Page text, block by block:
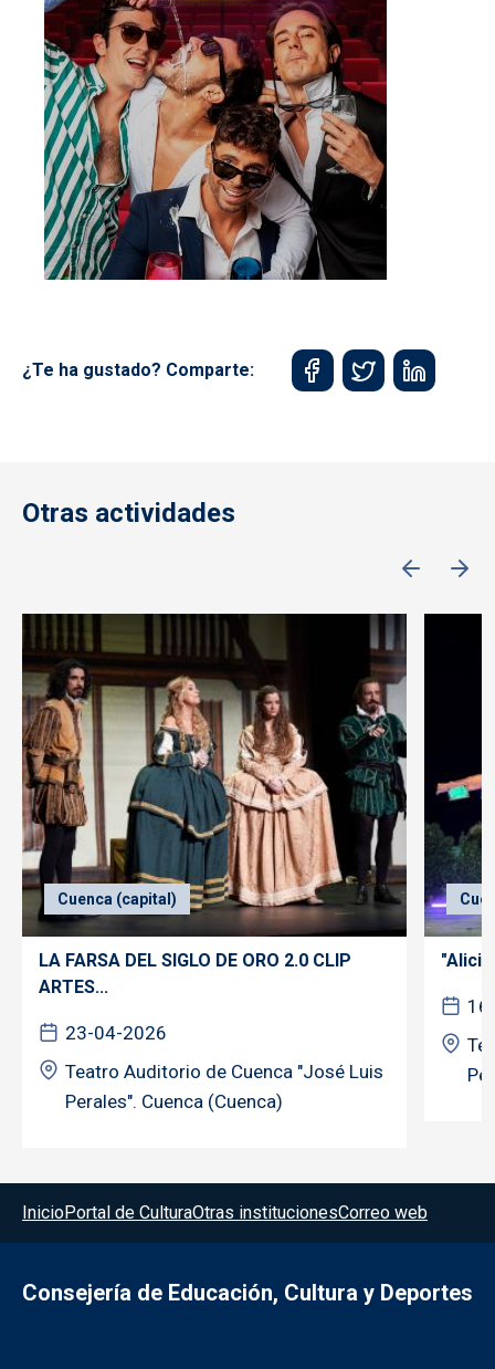
¿Te ha gustado? Comparte:
Otras actividades
Cuenca (capital)
LA FARSA DEL SIGLO DE ORO 2.0 CLIP
ARTES...
23-04-2026
Teatro Auditorio de Cuenca "José Luis
Perales". Cuenca (Cuenca)
Menú del pie
InicioPortal de CulturaOtras institucionesCorreo web
Consejería de Educación, Cultura y Deportes